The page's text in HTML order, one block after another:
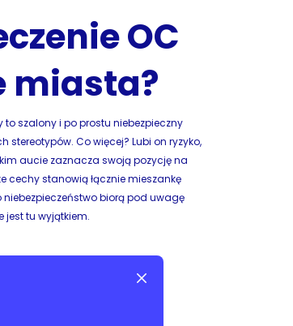
OC
miasta?
to szalony i po prostu niebezpieczny
Co więcej? Lubi on ryzyko,
aucie zaznacza swoją pozycję na
cechy stanowią łącznie mieszankę
niebezpieczeństwo biorą pod uwagę
jest tu wyjątkiem.